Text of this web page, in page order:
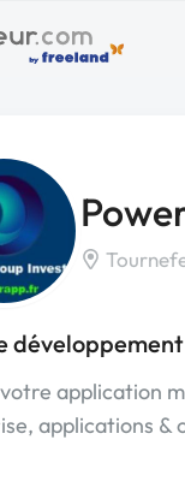
application
applications &